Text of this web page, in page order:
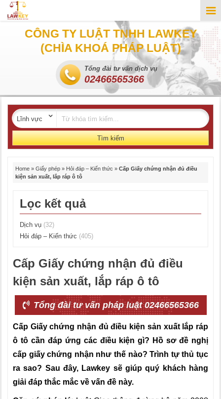
CÔNG TY LUẬT TNHH LAWKEY
(CHÌA KHOÁ PHÁP LUẬT)
Tổng đài tư vấn dịch vụ
02466565366
Tìm kiếm
Home » Giấy phép » Hỏi đáp – Kiến thức » Cấp Giấy chứng nhận đủ điều
kiện sản xuất, lắp ráp ô tô
Lọc kết quả
Dịch vụ (32)
Hỏi đáp – Kiến thức (405)
Cấp Giấy chứng nhận đủ điều
kiện sản xuất, lắp ráp ô tô
Tổng đài tư vấn pháp luật 02466565366
Cấp Giấy chứng nhận đủ điều kiện sản xuất lắp ráp
ô tô cần đáp ứng các điều kiện gì? Hồ sơ đề nghị
cấp giấy chứng nhận như thế nào? Trình tự thủ tục
ra sao? Sau đây, Lawkey sẽ giúp quý khách hàng
giải đáp thắc mắc về vấn đề này.